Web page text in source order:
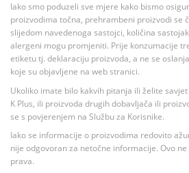
Iako smo poduzeli sve mjere kako bismo
proizvodima točna, prehrambeni proizvodi se
slijedom navedenoga sastojci, količina
alergeni mogu promjeniti. Prije konzumacije
etiketu tj. deklaraciju proizvoda, a ne se
koje su objavljene na web stranici.
Ukoliko imate bilo kakvih pitanja ili želite
K Plus, ili proizvoda drugih dobavljača ili
se s povjerenjem na Službu za Korisnike.
Iako se informacije o proizvodima redovito
nije odgovoran za netočne informacije. Ovo
prava.